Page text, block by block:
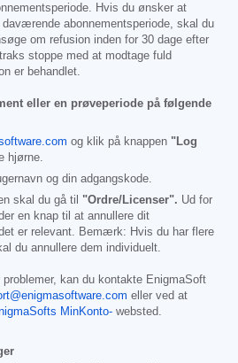
Hvis du ønsker at
abonnementsperiode, skal du
om refusion inden for 30 dage efter
stoppe med at modtage fuld
er behandlet.
eller en prøveperiode på følgende
og klik på knappen "Log
hjørne.
og din adgangskode.
skal du gå til "Ordre/Licenser". Ud for
en knap til at annullere dit
er relevant. Bemærk: Hvis du har flere
du annullere dem individuelt.
kan du kontakte EnigmaSoft
eller ved at
MinKonto- websted.